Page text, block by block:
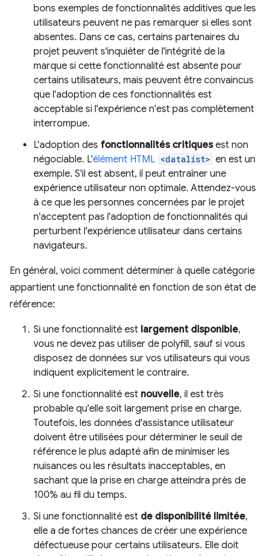
bons exemples de fonctionnalités additives que les
utilisateurs peuvent ne pas remarquer si elles sont
absentes. Dans ce cas, certains partenaires du
projet peuvent s'inquiéter de l'intégrité de la
marque si cette fonctionnalité est absente pour
certains utilisateurs, mais peuvent être convaincus
que l'adoption de ces fonctionnalités est
acceptable si l'expérience n'est pas complètement
interrompue.
L'adoption des fonctionnalités critiquesest non
négociable. L'élément HTML <datalist> en est un
exemple. S'il est absent, il peut entraîner une
expérience utilisateur non optimale. Attendez-vous
à ce que les personnes concernées par le projet
n'acceptent pas l'adoption de fonctionnalités qui
perturbent l'expérience utilisateur dans certains
navigateurs.
En général, voici comment déterminer à quelle catégorie
appartient une fonctionnalité en fonction de son état de
référence:
Si une fonctionnalité est largement disponible,
vous ne devez pas utiliser de polyfill, sauf si vous
disposez de données sur vos utilisateurs qui vous
indiquent explicitement le contraire.
Si une fonctionnalité est nouvelle, il est très
probable qu'elle soit largement prise en charge.
Toutefois, les données d'assistance utilisateur
doivent être utilisées pour déterminer le seuil de
référence le plus adapté afin de minimiser les
nuisances ou les résultats inacceptables, en
sachant que la prise en charge atteindra près de
100% au fil du temps.
Si une fonctionnalité est de disponibilité limitée,
elle a de fortes chances de créer une expérience
défectueuse pour certains utilisateurs. Elle doit